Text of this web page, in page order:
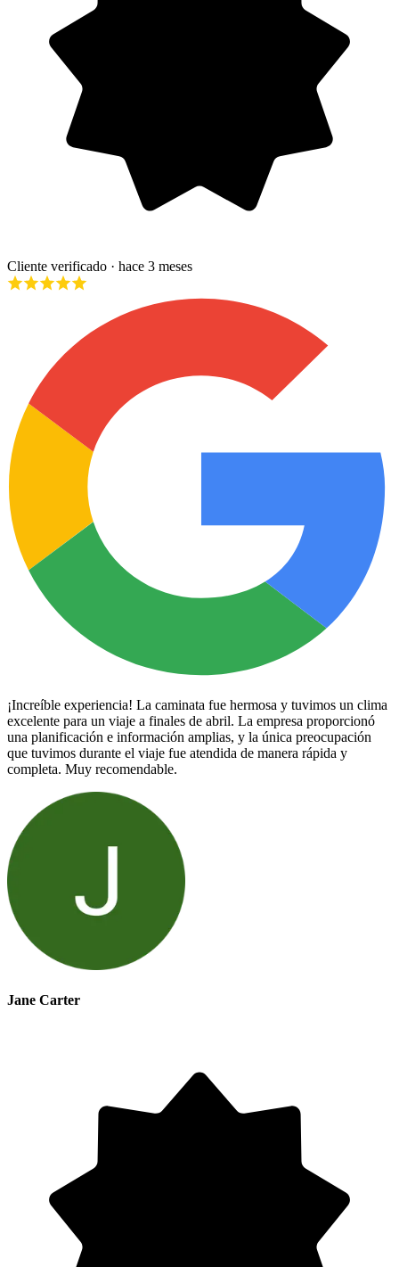
Cliente verificado · hace 3 meses
¡Increíble experiencia! La caminata fue hermosa y tuvimos un clima
excelente para un viaje a finales de abril. La empresa proporcionó
una planificación e información amplias, y la única preocupación
que tuvimos durante el viaje fue atendida de manera rápida y
completa. Muy recomendable.
Jane Carter